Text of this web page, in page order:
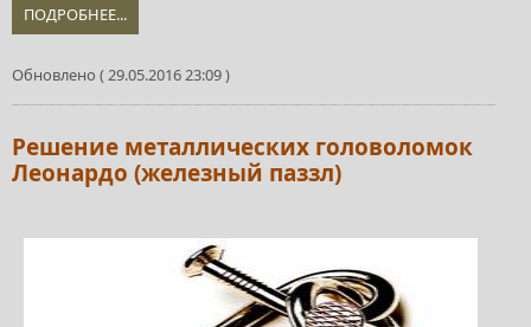
ПОДРОБНЕЕ...
Обновлено ( 29.05.2016 23:09 )
Решение металлических головоломок
Леонардо (железный паззл)